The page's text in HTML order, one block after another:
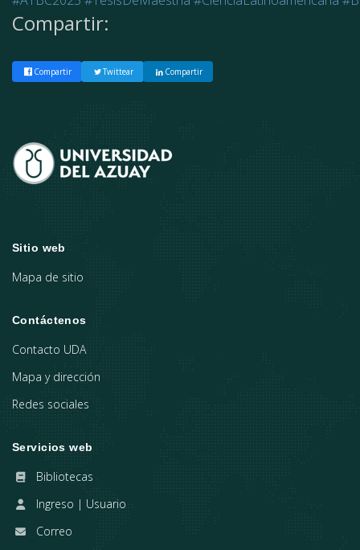
Compartir:
Compartir Twittear Compartir
Sitio web
Mapa de sitio
Contáctenos
Contacto UDA
Mapa y dirección
Redes sociales
Servicios web
Bibliotecas
Ingreso | Usuario
Correo